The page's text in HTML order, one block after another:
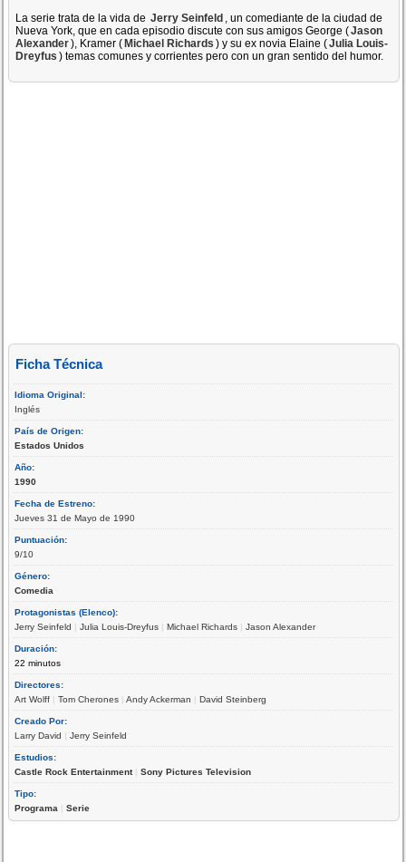
La serie trata de la vida de Jerry Seinfeld , un comediante de la ciudad de
Nueva York, que en cada episodio discute con sus amigos George (Jason
Alexander), Kramer (Michael Richards ) y su ex novia Elaine (Julia Louis-
Dreyfus ) temas comunes y corrientes pero con un gran sentido del humor.
Ficha Técnica
Idioma Original:
Inglés
País de Origen:
Estados Unidos
Año:
1990
Fecha de Estreno:
Jueves 31 de Mayo de 1990
Puntuación:
9/10
Género:
Comedia
Protagonistas (Elenco):
Jerry Seinfeld |Julia Louis-Dreyfus |Michael Richards |Jason Alexander
Duración:
22 minutos
Directores:
Art Wolff |Tom Cherones |Andy Ackerman |David Steinberg
Creado Por:
Larry David |Jerry Seinfeld
Estudios:
Castle Rock Entertainment|Sony Pictures Television
Tipo:
Programa |Serie